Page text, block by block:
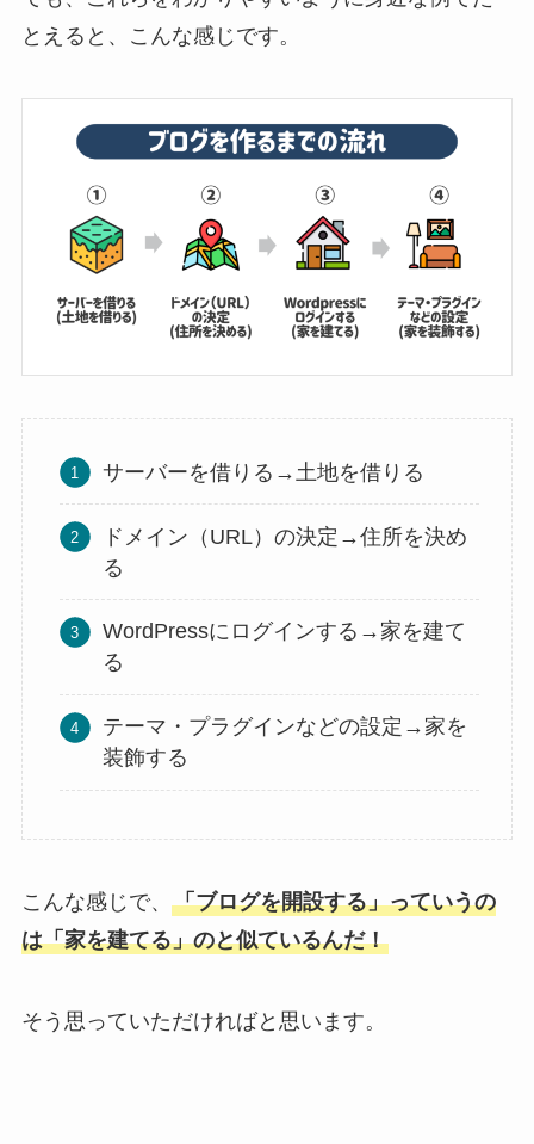
とえると、こんな感じです。
サーバーを借りる→土地を借りる
ドメイン（URL）の決定→住所を決め
る
WordPressにログインする→家を建て
る
テーマ・プラグインなどの設定→家を
装飾する
こんな感じで、 「ブログを開設する」っていうの
は「家を建てる」のと似ているんだ！
そう思っていただければと思います。